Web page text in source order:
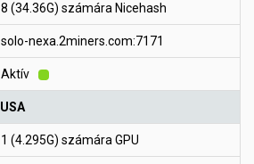
8 (34.36G) számára Nicehash
solo-nexa.2miners.com:7171
Aktív
USA
1 (4.295G) számára GPU